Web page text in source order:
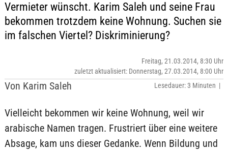
Vermieter wünscht. Karim Saleh und seine Frau
bekommen trotzdem keine Wohnung. Suchen sie
im falschen Viertel? Diskriminierung?
Von Karim Saleh
Freitag, 21.03.2014, 8:30 Uhr
zuletzt aktualisiert: Donnerstag, 27.03.2014, 8:00 Uhr
Lesedauer: 3 Minuten |
Vielleicht bekommen wir keine Wohnung, weil wir
arabische Namen tragen. Frustriert über eine weitere
Absage, kam uns dieser Gedanke. Wenn Bildung und